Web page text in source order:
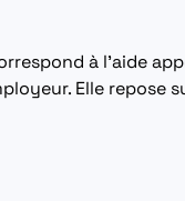
à l’aide
Elle